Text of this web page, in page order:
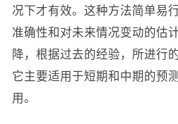
况下才有效。这种方法简单易
准确性和对未来情况变动的估
降，根据过去的经验，所进行
它主要适用于短期和中期的预
用。